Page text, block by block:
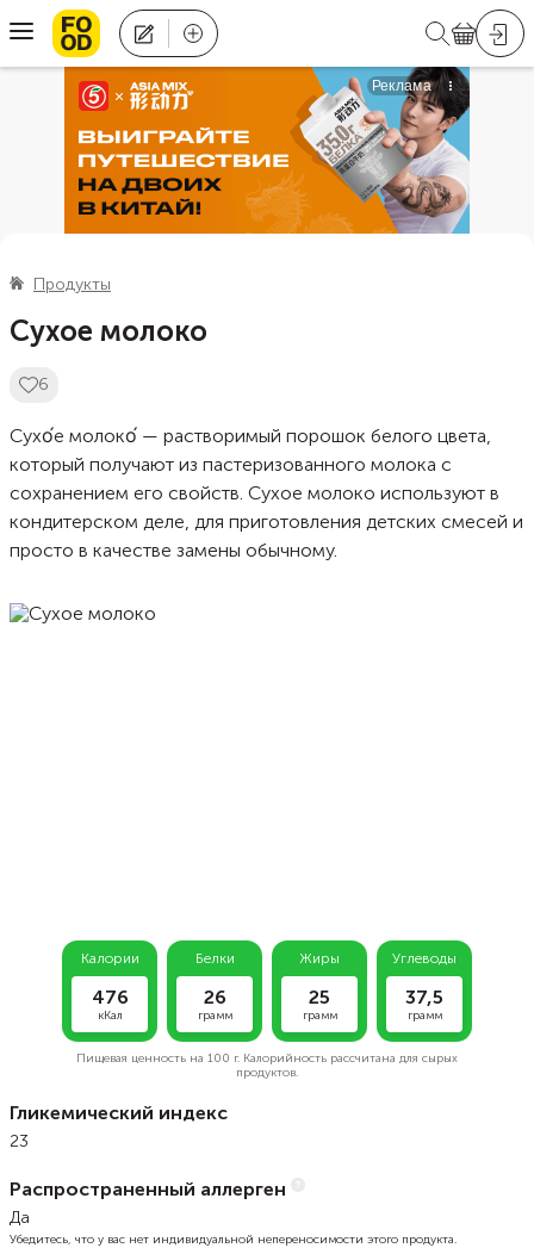
Продукты
Сухое молоко
6
Сухо́е молоко́ — растворимый порошок белого цвета,
который получают из пастеризованного молока с
сохранением его свойств. Сухое молоко используют в
кондитерском деле, для приготовления детских смесей и
просто в качестве замены обычному.
Калории
476
кКал
Белки
26
грамм
Жиры
25
грамм
Углеводы
37,5
грамм
Пищевая ценность на 100 г. Калорийность рассчитана для сырых
продуктов.
Гликемический индекс
23
Распространенный аллерген
Да
Убедитесь, что у вас нет индивидуальной непереносимости этого продукта.